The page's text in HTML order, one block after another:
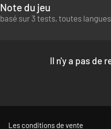
Note du jeu
basé sur 3 tests, toutes
Il n'y a pas de
Les conditions de vente